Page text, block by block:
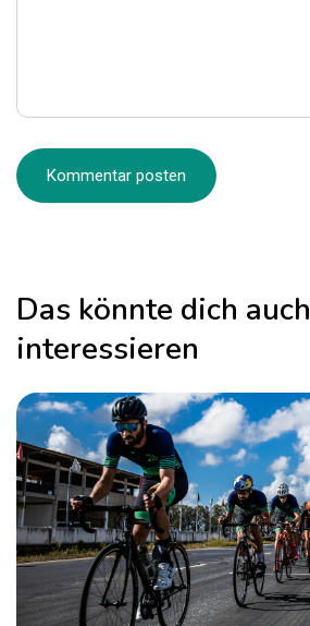
Das könnte dich auch
interessieren